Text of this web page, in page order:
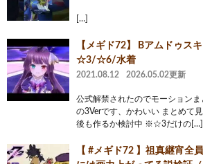
[…]
【メギド72】 Bアムドゥス
☆3/☆6/水着
2021.08.12 2026.05.02更新
公式解禁されたのでモーション
の3Verです、かわいい まとめて
後も作るか検討中 ※☆3だけの[…]
【 #メギド72 】祖真継宵全